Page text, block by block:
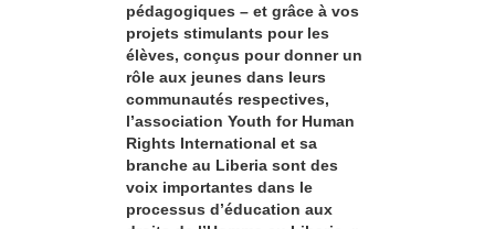
pédagogiques – et grâce à vos
projets stimulants pour les
élèves, conçus pour donner un
rôle aux jeunes dans leurs
communautés respectives,
l’association Youth for Human
Rights International et sa
branche au Liberia sont des
voix importantes dans le
processus d’éducation aux